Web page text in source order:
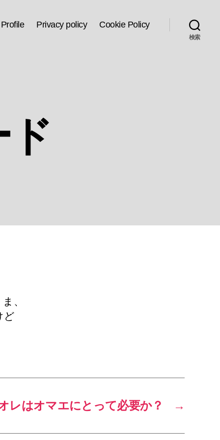
Profile Privacy policy Cookie Policy
検索
、
ど
→
レはオマエにとって必要か？